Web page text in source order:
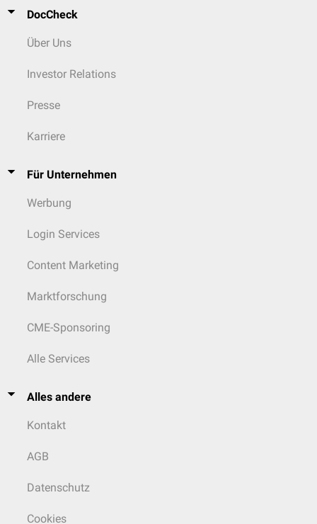
DocCheck
Über Uns
Investor Relations
Presse
Karriere
Für Unternehmen
Werbung
Login Services
Content Marketing
Marktforschung
CME-Sponsoring
Alle Services
Alles andere
Kontakt
AGB
Datenschutz
Cookies